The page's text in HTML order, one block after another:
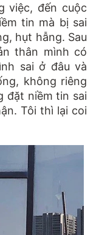
việc, đến cuộc
tin mà bị sai
hụt hẫng. Sau
thân mình có
sai ở đâu và
không riêng
đặt niềm tin sai
Tôi thì lại coi